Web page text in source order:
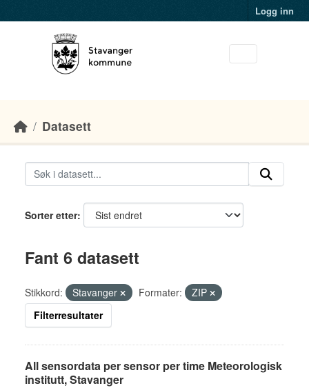
Logg inn
Datasett
Sorter etter
Fant 6 datasett
Stikkord: Stavanger Formater:
ZIP
Filterresultater
All sensordata per sensor per time Meteorologisk
institutt, Stavanger